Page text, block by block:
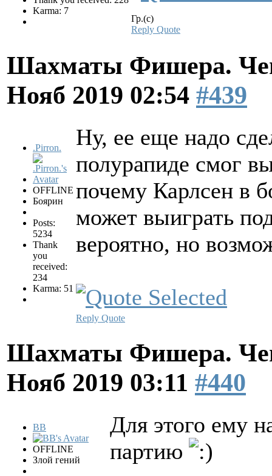
Karma: 7
Гр.(с)
Reply Quote
Шахматы Фишера.
Нояб 2019 02:54 #439
.Pirron.
OFFLINE
Боярин
Posts:
5234
Thank
you
received:
234
Karma: 51
Ну, ее еще надо
полурапиде смог
почему Карлсен в
может выиграть
вероятно, но
Reply Quote
Шахматы Фишера.
Нояб 2019 03:11 #440
BB
OFFLINE
Злой гений
Для этого ему
партию